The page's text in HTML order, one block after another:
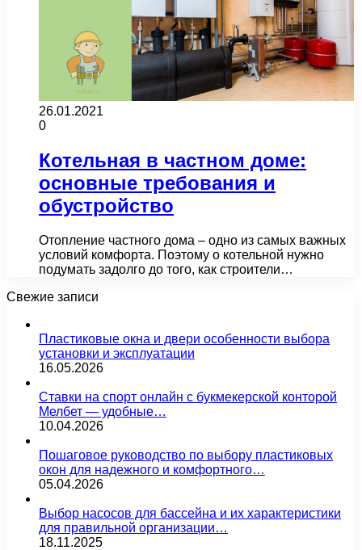
26.01.2021
0
Котельная в частном доме:
основные требования и
обустройство
Отопление частного дома – одно из самых важных
условий комфорта. Поэтому о котельной нужно
подумать задолго до того, как строители…
Свежие записи
Пластиковые окна и двери особенности выбора
установки и эксплуатации
16.05.2026
Ставки на спорт онлайн с букмекерской конторой
Мелбет — удобные…
10.04.2026
Пошаговое руководство по выбору пластиковых
окон для надежного и комфортного…
05.04.2026
Выбор насосов для бассейна и их характеристики
для правильной организации…
18.11.2025